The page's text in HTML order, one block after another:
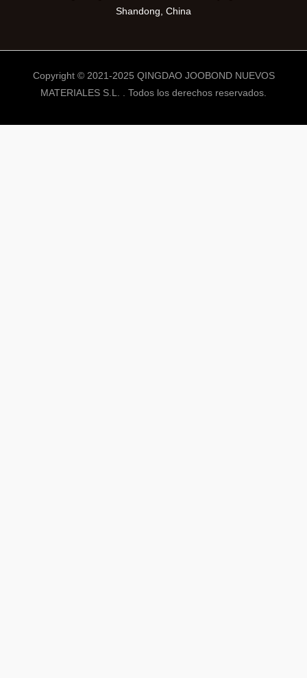
Shandong, China
Copyright © 2021-2025 QINGDAO JOOBOND NUEVOS
MATERIALES S.L. . Todos los derechos reservados.